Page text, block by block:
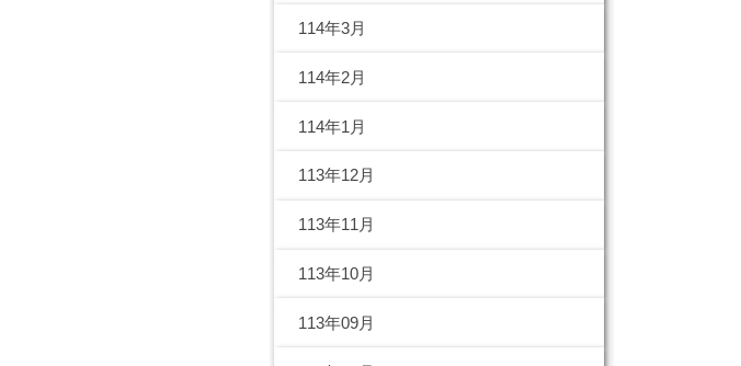
114年3月
114年2月
114年1月
113年12月
113年11月
113年10月
113年09月